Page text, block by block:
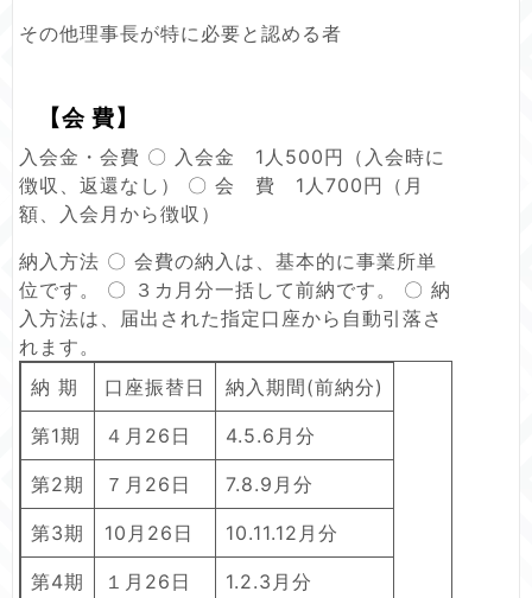
その他理事長が特に必要と認める者
【会 費】
入会金・会費 〇 入会金 1人500円（入会時に
徴収、返還なし） 〇 会 費 1人700円（月
額、入会月から徴収）
納入方法 〇 会費の納入は、基本的に事業所単
位です。 〇 ３カ月分一括して前納です。 〇 納
入方法は、届出された指定口座から自動引落さ
れます。
納 期
口座振替日 納入期間(前納分)
第1期 ４月26日 4.5.6月分
第2期 ７月26日 7.8.9月分
第3期 10月26日 10.11.12月分
第4期 １月26日
1.2.3月分